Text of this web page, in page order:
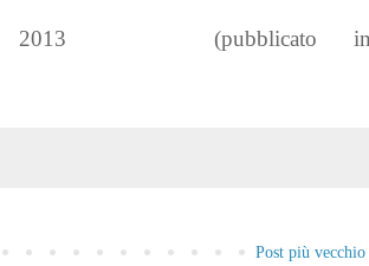
(pubblicato in
Post più vecchio